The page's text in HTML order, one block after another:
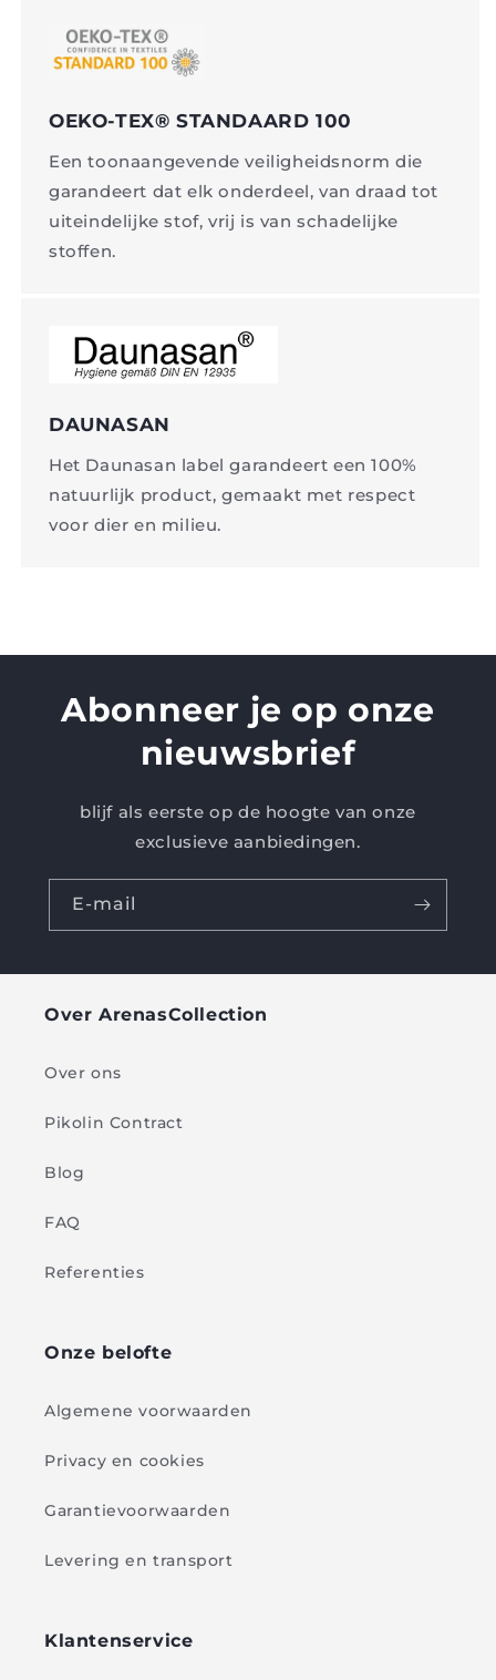
OEKO-TEX® STANDAARD 100
Een toonaangevende veiligheidsnorm die
garandeert dat elk onderdeel, van draad tot
uiteindelijke stof, vrij is van schadelijke
stoffen.
DAUNASAN
Het Daunasan label garandeert een 100%
natuurlijk product, gemaakt met respect
voor dier en milieu.
Abonneer je op onze
nieuwsbrief
blijf als eerste op de hoogte van onze
exclusieve aanbiedingen.
E-mail
Over ArenasCollection
Over ons
Pikolin Contract
Blog
FAQ
Referenties
Onze belofte
Algemene voorwaarden
Privacy en cookies
Garantievoorwaarden
Levering en transport
Klantenservice